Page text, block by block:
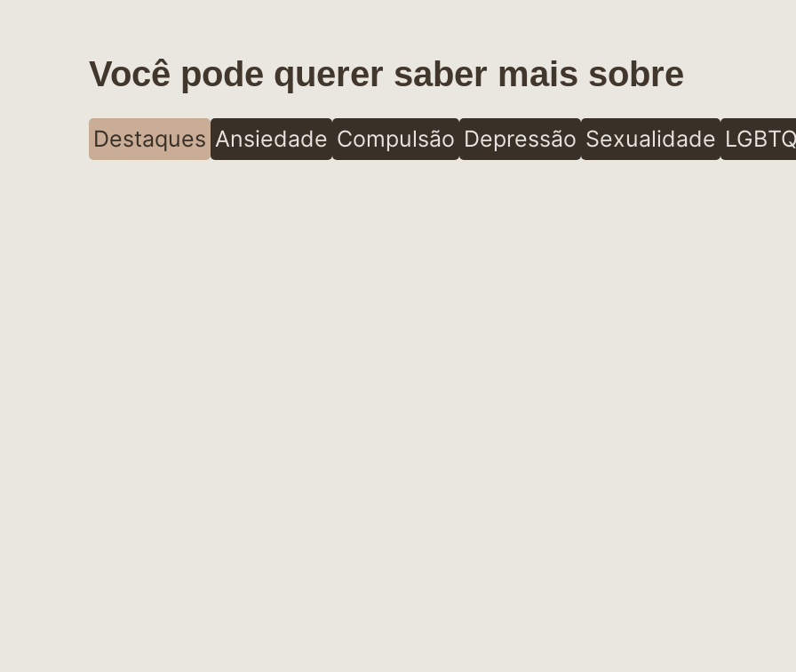
Você pode querer saber mais sobre
Destaques Ansiedade Compulsão Depressão Sexualidade